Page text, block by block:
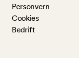
Personvern
Cookies
Bedrift